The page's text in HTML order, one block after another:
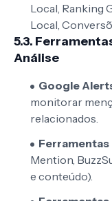
Local, Ranking
Local,
5.3.
Análise
Google
monitorar
relacionados.
Mention,
e conteúdo).